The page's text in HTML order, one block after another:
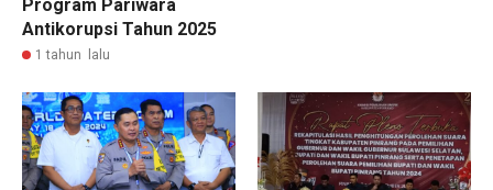
Program Pariwara
Antikorupsi Tahun 2025
1 tahun lalu